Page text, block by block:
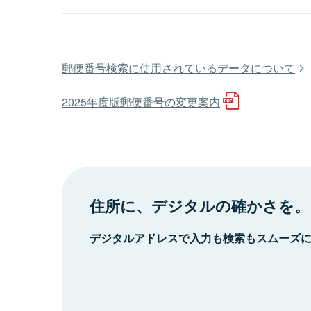
郵便番号検索に使用されているデータについて
2025年度版郵便番号の変更案内
住所に、デジタルの確かさを。
デジタルアドレスで入力も検索もスムーズ